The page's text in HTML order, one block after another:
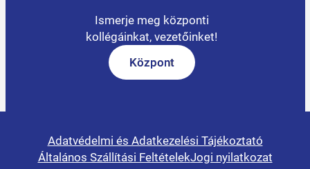
Ismerje meg központi
kollégáinkat, vezetőinket!
Központ
Adatvédelmi és Adatkezelési Tájékoztató
Általános Szállítási FeltételekJogi nyilatkozat